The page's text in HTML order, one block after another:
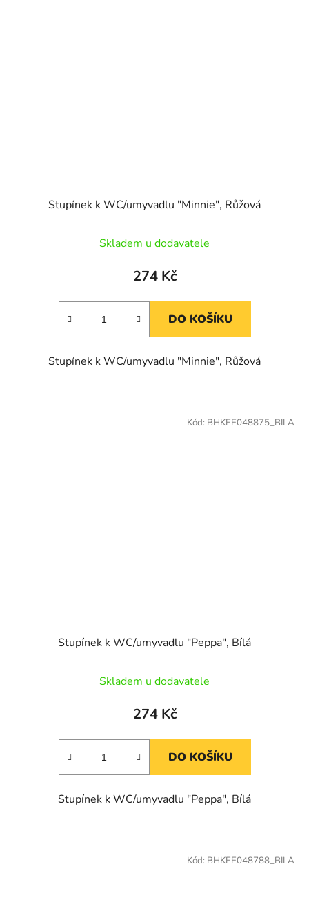
Stupínek k WC/umyvadlu "Minnie", Růžová
Skladem u dodavatele
274 Kč
DO KOŠÍKU
Stupínek k WC/umyvadlu "Minnie", Růžová
Stupínek k WC/umyvadlu "Peppa", Bílá
Skladem u dodavatele
274 Kč
DO KOŠÍKU
Stupínek k WC/umyvadlu "Peppa", Bílá
Kód: BHKEE048875_BILA
Kód: BHKEE048788_BILA